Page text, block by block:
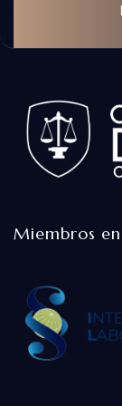
Miembros